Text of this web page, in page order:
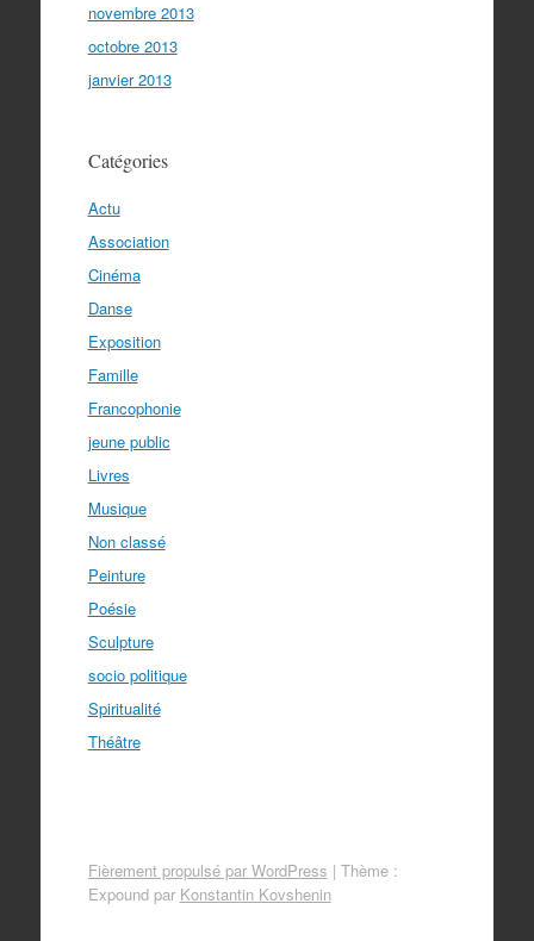
novembre 2013
octobre 2013
janvier 2013
Catégories
Actu
Association
Cinéma
Danse
Exposition
Famille
Francophonie
jeune public
Livres
Musique
Non classé
Peinture
Poésie
Sculpture
socio politique
Spiritualité
Théâtre
Fièrement propulsé par WordPress | Thème :
Expound par Konstantin Kovshenin